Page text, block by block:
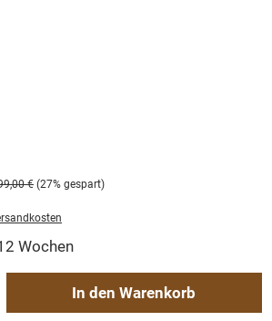
€ (27% gespart)
Wochen
Wert ein oder benutze die Schaltflächen
In den Warenkorb